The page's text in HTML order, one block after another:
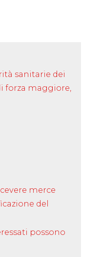
sanitarie dei
forza maggiore,
merce
del
possono